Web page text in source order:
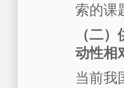
索的课
（二
动性相
当前我